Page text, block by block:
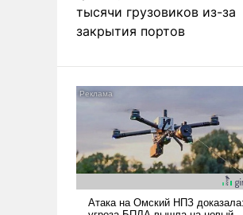
тысячи грузовиков из-за
закрытия портов